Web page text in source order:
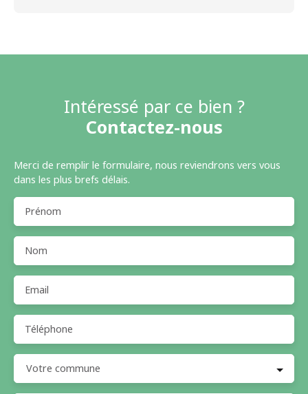
Intéressé par ce bien ?
Contactez-nous
Merci de remplir le formulaire, nous reviendrons vers vous
dans les plus brefs délais.
Prénom
Nom
Email
Téléphone
Votre commune